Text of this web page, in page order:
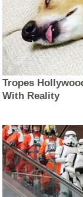
Tropes
With Reality